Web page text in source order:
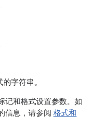
字符串。
记和格式设置参数。如
信息，请参阅 格式和